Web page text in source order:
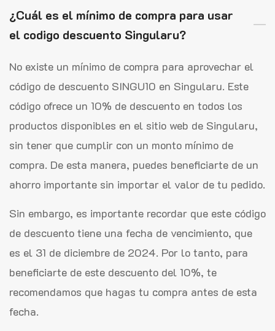
¿Cuál es el mínimo de compra para usar
el codigo descuento Singularu?
No existe un mínimo de compra para aprovechar el
código de descuento SINGU10 en Singularu. Este
código ofrece un 10% de descuento en todos los
productos disponibles en el sitio web de Singularu,
sin tener que cumplir con un monto mínimo de
compra. De esta manera, puedes beneficiarte de un
ahorro importante sin importar el valor de tu pedido.
Sin embargo, es importante recordar que este código
de descuento tiene una fecha de vencimiento, que
es el 31 de diciembre de 2024. Por lo tanto, para
beneficiarte de este descuento del 10%, te
recomendamos que hagas tu compra antes de esta
fecha.